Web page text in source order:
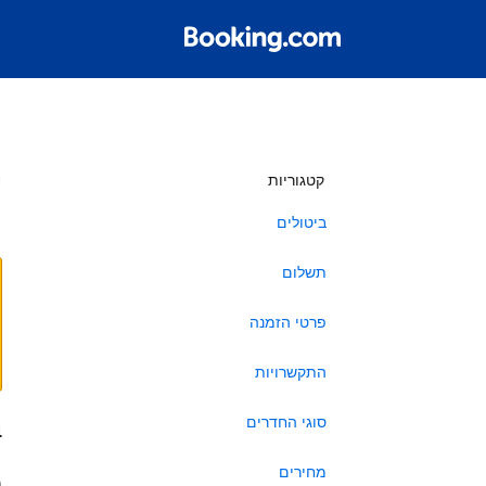
קטגוריות
ביטולים
תשלום
פרטי הזמנה
התקשרויות
סוגי החדרים
מחירים